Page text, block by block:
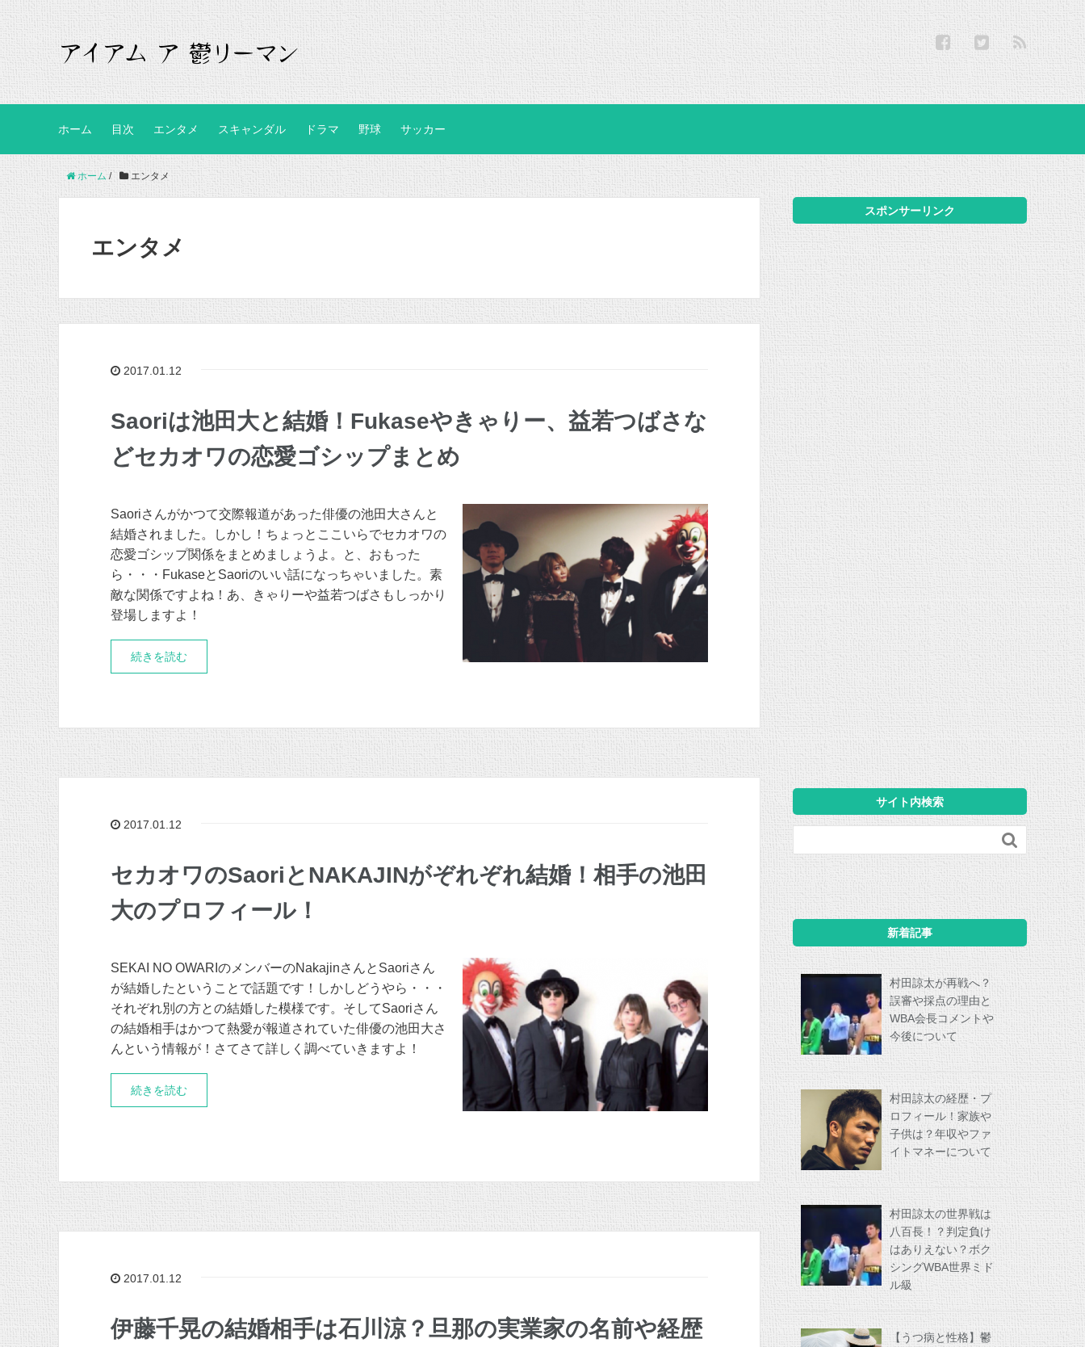
ホーム 目次 エンタメ スキャンダル ドラマ 野球 サッカー
ホーム / エンタメ
エンタメ
2017.01.12
Saoriは池田大と結婚！Fukaseやきゃりー、益若つばさな
どセカオワの恋愛ゴシップまとめ
Saoriさんがかつて交際報道があった俳優の池田大さんと
結婚されました。しかし！ちょっとここいらでセカオワの
恋愛ゴシップ関係をまとめましょうよ。と、おもった
ら・・・FukaseとSaoriのいい話になっちゃいました。素
敵な関係ですよね！あ、きゃりーや益若つばさもしっかり
登場しますよ！
続きを読む
2017.01.12
セカオワのSaoriとNAKAJINがぞれぞれ結婚！相手の池田
大のプロフィール！
SEKAI NO OWARIのメンバーのNakajinさんとSaoriさん
が結婚したということで話題です！しかしどうやら・・・
それぞれ別の方との結婚した模様です。そしてSaoriさん
の結婚相手はかつて熱愛が報道されていた俳優の池田大さ
んという情報が！さてさて詳しく調べていきますよ！
続きを読む
2017.01.12
伊藤千晃の結婚相手は石川涼？旦那の実業家の名前や経歴
スポンサーリンク
サイト内検索

新着記事
村田諒太が再戦へ？
誤審や採点の理由と
WBA会長コメントや
今後について
村田諒太の経歴・プ
ロフィール！家族や
子供は？年収やファ
イトマネーについて
村田諒太の世界戦は
八百長！？判定負け
はありえない？ボク
シングWBA世界ミド
ル級
【うつ病と性格】鬱